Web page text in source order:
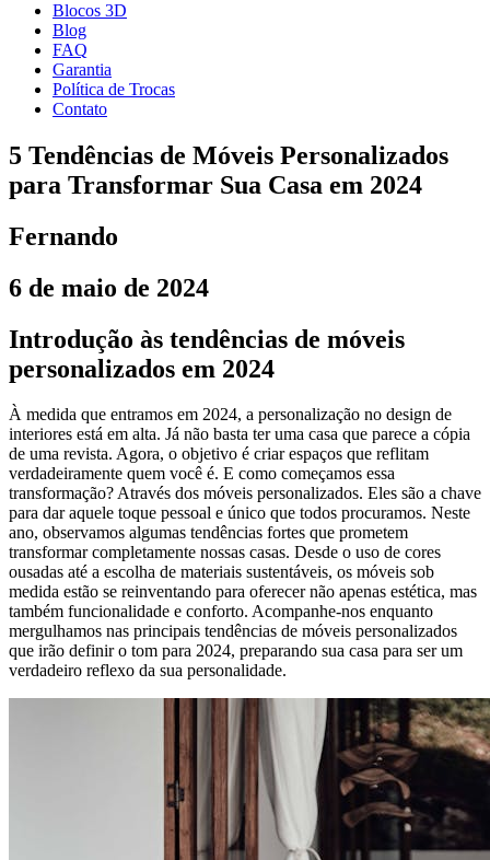
Blocos 3D
Blog
FAQ
Garantia
Política de Trocas
Contato
5 Tendências de Móveis Personalizados
para Transformar Sua Casa em 2024
Fernando
6 de maio de 2024
Introdução às tendências de móveis
personalizados em 2024
À medida que entramos em 2024, a personalização no design de
interiores está em alta. Já não basta ter uma casa que parece a cópia
de uma revista. Agora, o objetivo é criar espaços que reflitam
verdadeiramente quem você é. E como começamos essa
transformação? Através dos móveis personalizados. Eles são a chave
para dar aquele toque pessoal e único que todos procuramos. Neste
ano, observamos algumas tendências fortes que prometem
transformar completamente nossas casas. Desde o uso de cores
ousadas até a escolha de materiais sustentáveis, os móveis sob
medida estão se reinventando para oferecer não apenas estética, mas
também funcionalidade e conforto. Acompanhe-nos enquanto
mergulhamos nas principais tendências de móveis personalizados
que irão definir o tom para 2024, preparando sua casa para ser um
verdadeiro reflexo da sua personalidade.